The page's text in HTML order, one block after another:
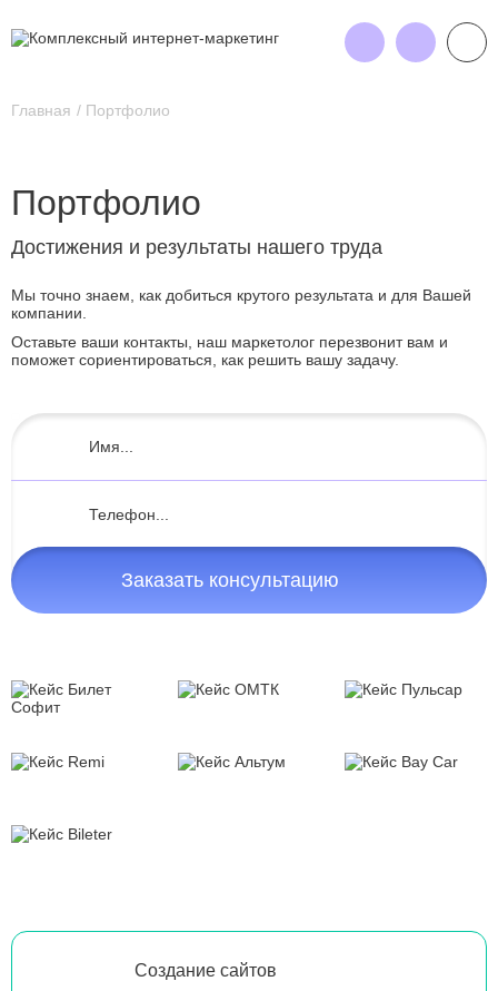
Главная Портфолио
Портфолио
Достижения и результаты нашего труда
Мы точно знаем, как добиться крутого результата и для Вашей
компании.
Оставьте ваши контакты, наш маркетолог перезвонит вам и
поможет сориентироваться, как решить вашу задачу.
Заказать консультацию
Создание сайтов